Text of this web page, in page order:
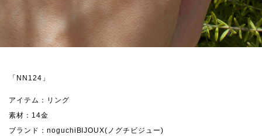
「NN124」
アイテム：リング
素材：14金
ブランド：noguchiBIJOUX(ノグチビジュー)